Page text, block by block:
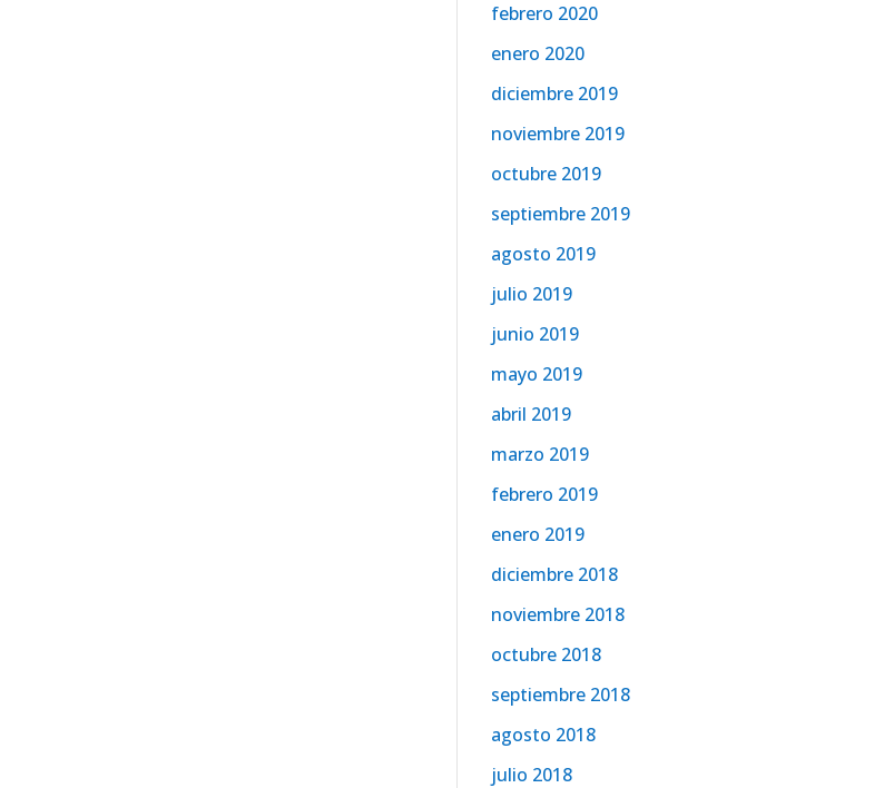
febrero 2020
enero 2020
diciembre 2019
noviembre 2019
octubre 2019
septiembre 2019
agosto 2019
julio 2019
junio 2019
mayo 2019
abril 2019
marzo 2019
febrero 2019
enero 2019
diciembre 2018
noviembre 2018
octubre 2018
septiembre 2018
agosto 2018
julio 2018